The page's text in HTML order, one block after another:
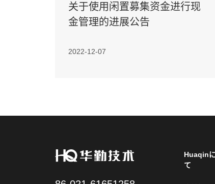
关于使用闲置募集资金进行现
金管理的进展公告
2022-12-07
Huaqin
て